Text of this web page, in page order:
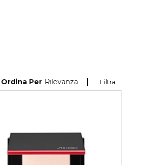
Filtra
Ordina Per Rilevanza